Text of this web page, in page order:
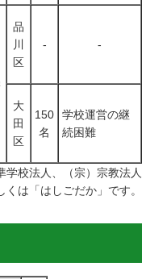
品
川
区
- -
大
田
区
150
名
学校運営の継
続困難
校法人、（宗）宗教法人
は「はしごだか」です。